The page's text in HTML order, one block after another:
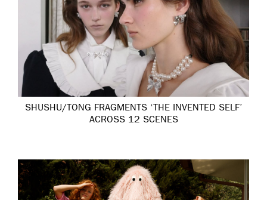
SHUSHU/TONG FRAGMENTS ‘THE INVENTED SELF’
ACROSS 12 SCENES